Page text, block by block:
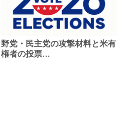
野党・民主党の攻撃材料と米有
権者の投票…